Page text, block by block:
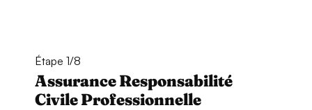
Étape 1/8
Assurance Responsabilité
Civile Professionnelle